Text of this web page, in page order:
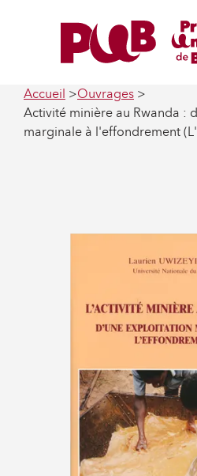
Accueil
Ouvrages
Activité minière au Rwanda :
marginale à l'effondrement